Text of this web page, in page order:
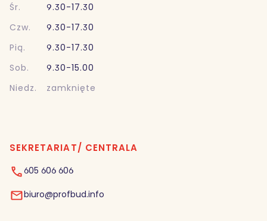
Śr.
9.30-17.30
Czw.
9.30-17.30
Pią.
9.30-17.30
Sob.
9.30-15.00
Niedz.
zamknięte
SEKRETARIAT/ CENTRALA
605 606 606
biuro@profbud.info